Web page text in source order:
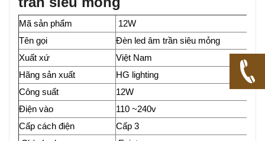
Mã sản phẩm
12W
Tên gọi
Đèn led âm trần siêu mỏng
Xuất xứ
Việt Nam
Hãng sản xuất
HG lighting
Công suất
12W
Điện vào
110 ~240v
Cấp cách điện
Cấp 3